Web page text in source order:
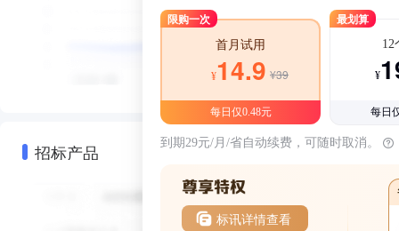
招标产品
限购一次
首月试用
¥14.9 ¥39
每日仅0.48元
最划算
12
¥
每日
到期29元/月/省自动续费，可随时取消。
标讯详情查看